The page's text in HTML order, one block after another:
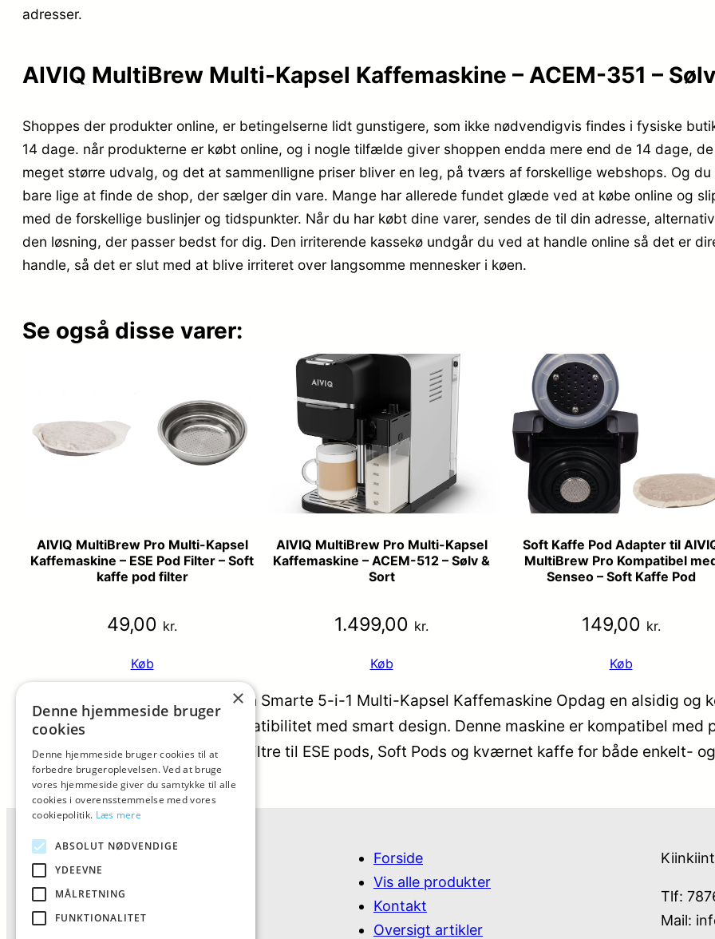
adresser.
AIVIQ MultiBrew Multi-Kapsel Kaffemaskine – ACEM-351 –
Shoppes der produkter online, er betingelserne lidt gunstigere, som ikke nødvendigvis findes i fysiske
14 dage. når produkterne er købt online, og i nogle tilfælde giver shoppen endda mere end de 14 dage,
meget større udvalg, og det at sammenlligne priser bliver en leg, på tværs af forskellige webshops. Og
bare lige at finde de shop, der sælger din vare. Mange har allerede fundet glæde ved at købe online og
med de forskellige buslinjer og tidspunkter. Når du har købt dine varer, sendes de til din adresse,
den løsning, der passer bedst for dig. Den irriterende kassekø undgår du ved at handle online så det er
handle, så det er slut med at blive irriteret over langsomme mennesker i køen.
Se også disse varer:
AIVIQ MultiBrew Pro Multi-Kapsel
Kaffemaskine – ESE Pod Filter – Soft
kaffe pod filter
49,00 kr.
Køb
AIVIQ MultiBrew Pro Multi-Kapsel
Kaffemaskine – ACEM-512 – Sølv &
Sort
1.499,00 kr.
Køb
Soft Kaffe Pod Adapter til
MultiBrew Pro Kompatibel
Senseo – Soft Kaffe Pod
149,00 kr.
Køb
AIVIQ MultiBrew ACEM-351: Den Smarte 5-i-1 Multi-Kapsel Kaffemaskine Opdag en alsidig og
kombinerer fem-i-én kaffekompatibilitet med smart design. Denne maskine er kompatibel
og Lavazza Blue, samt tilbyder filtre til ESE pods, Soft Pods og kværnet kaffe for både enkelt-
Categorys:Kapselmaskine
Varmærker:AIVIQ
Forside
Vis alle produkter
Kontakt
Oversigt artikler
Tlf:
Mail:
×
Denne hjemmeside bruger
cookies
Denne hjemmeside bruger cookies til at
forbedre brugeroplevelsen. Ved at bruge
vores hjemmeside giver du samtykke til alle
cookies i overensstemmelse med vores
cookiepolitik. Læs mere
ABSOLUT NØDVENDIGE
YDEEVNE
MÅLRETNING
FUNKTIONALITET